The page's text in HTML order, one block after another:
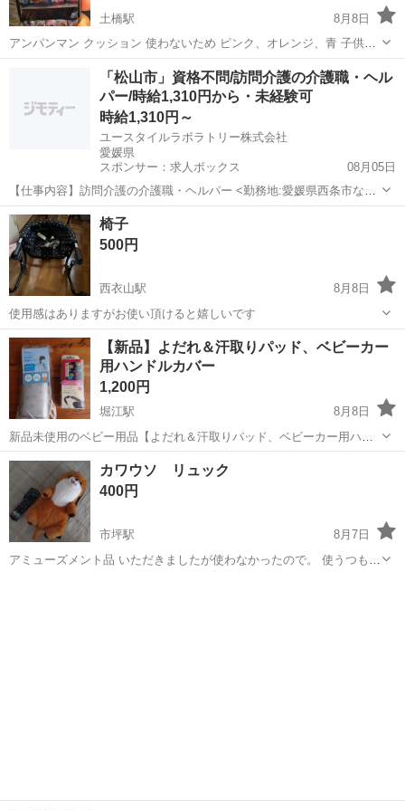
土橋駅
8月8日
アンパンマン クッション 使わないため ピンク、オレンジ、青 子供が
使った中古品にご理解お願いします。 洗濯はしました。 バラ売り不
可！ お気持ち1Lの天然水2本お願いします。
土橋駅 子供用品
「松山市」資格不問/訪問介護の介護職・ヘル
パー/時給1,310円から・未経験可
時給1,310円～
ユースタイルラボラトリー株式会社
愛媛県
スポンサー：求人ボックス
08月05日
【仕事内容】訪問介護の介護職・ヘルパー <勤務地:愛媛県西条市など
> 障がいなどで身体が動かせないご利用者のご自宅に訪問し、ご自宅
での生活を支援する、見守りがメインの訪問介護のお仕事です。もち
ろん直行直帰OK。 <仕事内容> 見守...
アルバイト・パート
椅子
500円
西衣山駅
8月8日
使用感はありますがお使い頂けると嬉しいです
愛媛 松山市 西衣山駅 ベビー用品 使い
【新品】よだれ＆汗取りパッド、ベビーカー
用ハンドルカバー
1,200円
堀江駅
8月8日
新品未使用のベビー用品【よだれ＆汗取りパッド、ベビーカー用ハン
ドルカバー】です。
愛媛 松山市 堀江駅 ベビー用品
カワウソ リュック
400円
市坪駅
8月7日
アミューズメント品 いただきましたが使わなかったので。 使うつもり